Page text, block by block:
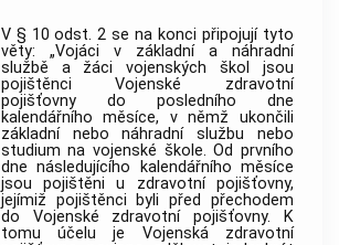
V § 10 odst. 2 se na konci připojují tyto
věty: „Vojáci v základní a náhradní
službě a žáci vojenských škol jsou
pojištěnci Vojenské zdravotní
pojišťovny do posledního dne
kalendářního měsíce, v němž ukončili
základní nebo náhradní službu nebo
studium na vojenské škole. Od prvního
dne následujícího kalendářního měsíce
jsou pojištěni u zdravotní pojišťovny,
jejímiž pojištěnci byli před přechodem
do Vojenské zdravotní pojišťovny. K
tomu účelu je Vojenská zdravotní